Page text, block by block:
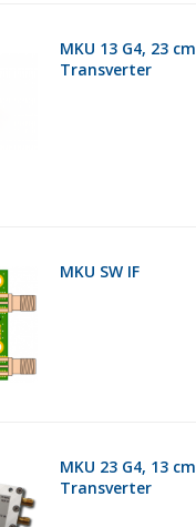
MKU 13 G4, 23 cm
Transverter
MKU SW IF
MKU 23 G4, 13 cm
Transverter